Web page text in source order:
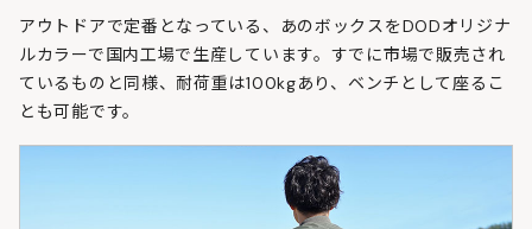
アウトドアで定番となっている、あのボックスをDODオリジナ
ルカラーで国内工場で生産しています。すでに市場で販売され
ているものと同様、耐荷重は100kgあり、ベンチとして座るこ
とも可能です。